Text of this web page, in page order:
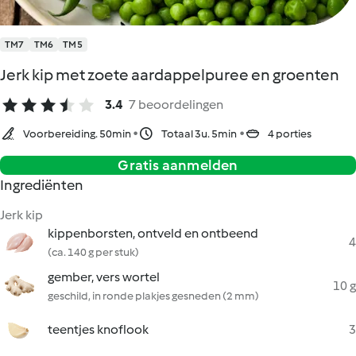
TM7 TM6 TM5
Jerk kip met zoete aardappelpuree en groenten
3.4 7 beoordelingen
Voorbereiding. 50min Totaal 3u. 5min 4 porties
Gratis aanmelden
Ingrediënten
Jerk kip
kippenborsten, ontveld en ontbeend
(ca. 140 g per stuk)
4
gember, vers wortel
geschild, in ronde plakjes gesneden (2 mm)
10 g
teentjes knoflook 3